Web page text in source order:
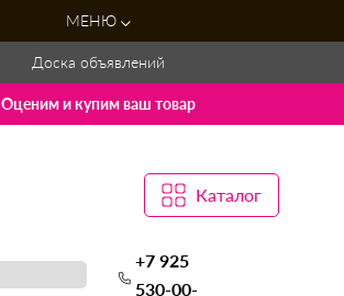
МЕНЮ
Доска объявлений
Оценим и купим ваш товар
Каталог
+7 925
530-00-